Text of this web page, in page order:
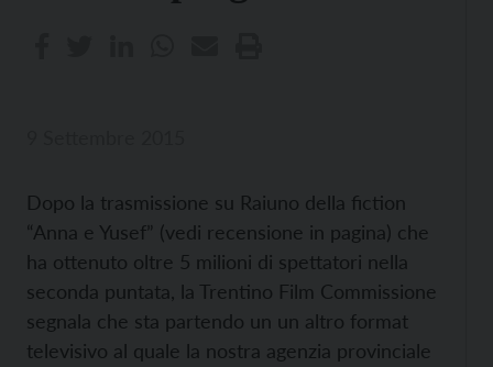
Dopo la trasmissione su Raiuno della fiction
“Anna e Yusef” (vedi recensione in pagina) che
ha ottenuto oltre 5 milioni di spettatori nella
seconda puntata, la Trentino Film Commissione
segnala che sta partendo un un altro format
televisivo al quale la nostra agenzia provinciale